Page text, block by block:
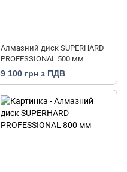
Алмазний диск SUPERHARD
PROFESSIONAL 500 мм
9 100 грн з ПДВ